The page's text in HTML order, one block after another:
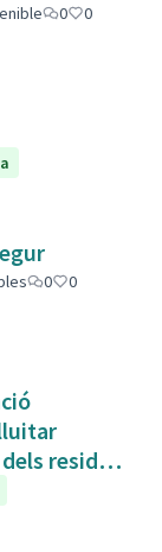
0
0
0
0
residus